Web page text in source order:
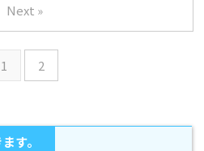
1 2
Next »
す。